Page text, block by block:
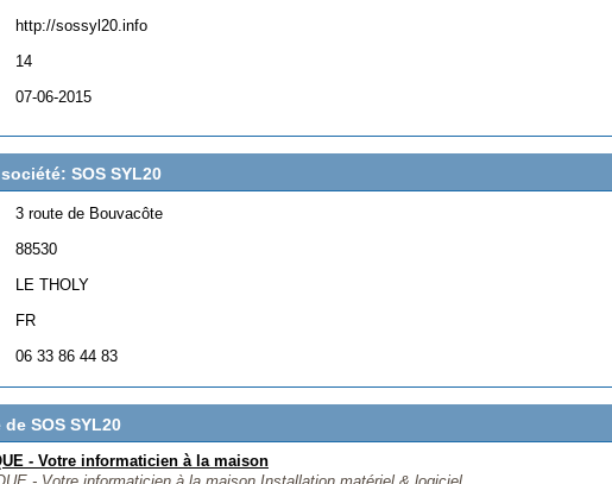
http://sossyl20.info
14
07-06-2015
SOS SYL20
3 route de Bouvacôte
88530
LE THOLY
FR
06 33 86 44 83
SOS SYL20
- Votre informaticien à la maison